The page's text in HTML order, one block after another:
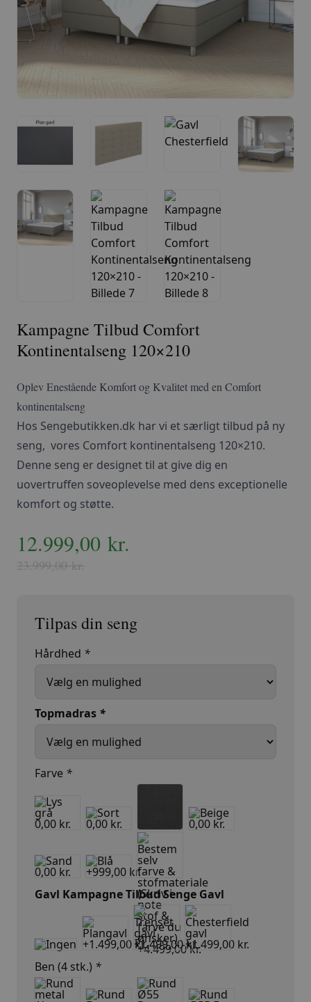
Kampagne Tilbud Comfort
Kontinentalseng 120×210
23.999,00kr.
Den
oprindelige
var:
23.999,00 kr..
12.999,00 kr.
Den
aktuelle
er:
12.999,00 kr..
Oplev Enestående Komfort og Kvalitet med en Comfort
kontinentalseng
Hos Sengebutikken.dk har vi et særligt tilbud på ny
seng, vores Comfort kontinentalseng 120×210.
Denne seng er designet til at give dig en
uovertruffen soveoplevelse med dens exceptionelle
komfort og støtte.
Hårdhed *
Topmadras *
Farve *
Gavl Kampagne Tilbud Senge Gavl
Ben (4 stk.) *